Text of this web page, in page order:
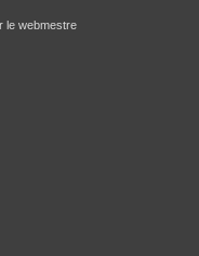
le webmestre